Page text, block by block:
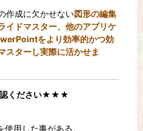
作成に欠かせない図形の編集
イドマスター、他のアプリケ
をより効率的かつ効
スターし実際に活かせま
ください★★★
用した事がある。